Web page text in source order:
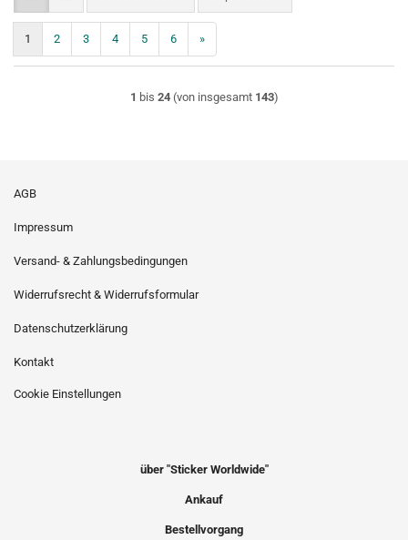
1 2 3 4 5 6 »
1 bis 24(von insgesamt 143)
AGB
Impressum
Versand- & Zahlungsbedingungen
Widerrufsrecht & Widerrufsformular
Datenschutzerklärung
Kontakt
Cookie Einstellungen
über "Sticker Worldwide"
Ankauf
Bestellvorgang